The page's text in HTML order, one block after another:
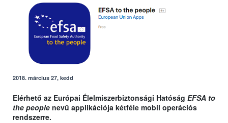
2018. március 27, kedd
Elérhető az Európai Élelmiszerbiztonsági Hatóság EFSA to
the people nevű applikációja kétféle mobil operációs
rendszerre.